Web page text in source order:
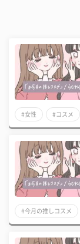
#女性 #コスメ
#今月の推しコスメ